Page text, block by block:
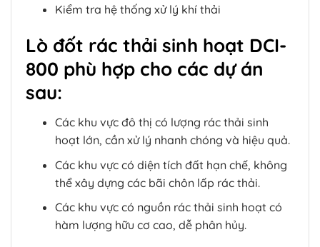
Kiểm tra hệ thống xử lý khí thải
Lò đốt rác thải sinh hoạt DCI-
800 phù hợp cho các dự án
sau:
Các khu vực đô thị có lượng rác thải sinh
hoạt lớn, cần xử lý nhanh chóng và hiệu quả.
Các khu vực có diện tích đất hạn chế, không
thể xây dựng các bãi chôn lấp rác thải.
Các khu vực có nguồn rác thải sinh hoạt có
hàm lượng hữu cơ cao, dễ phân hủy.